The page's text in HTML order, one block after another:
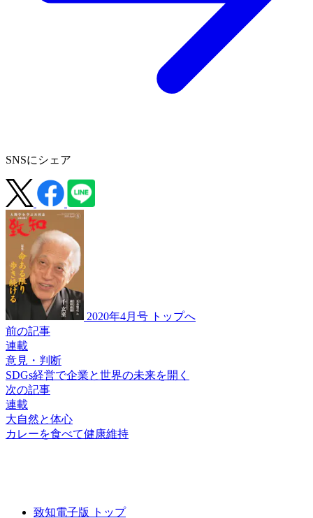
SNSにシェア
2020年4月号 トップへ
前の記事
連載
意見・判断
SDGs経営で企業と世界の未来を開く
次の記事
連載
大自然と体心
カレーを食べて健康維持
致知電子版 トップ